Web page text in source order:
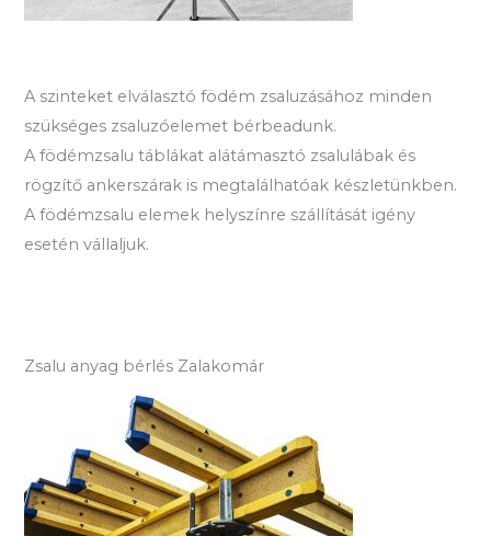
A szinteket elválasztó födém zsaluzásához minden
szükséges zsaluzóelemet bérbeadunk.
A födémzsalu táblákat alátámasztó zsalulábak és
rögzítő ankerszárak is megtalálhatóak készletünkben.
A födémzsalu elemek helyszínre szállítását igény
esetén vállaljuk.
Zsalu anyag bérlés Zalakomár